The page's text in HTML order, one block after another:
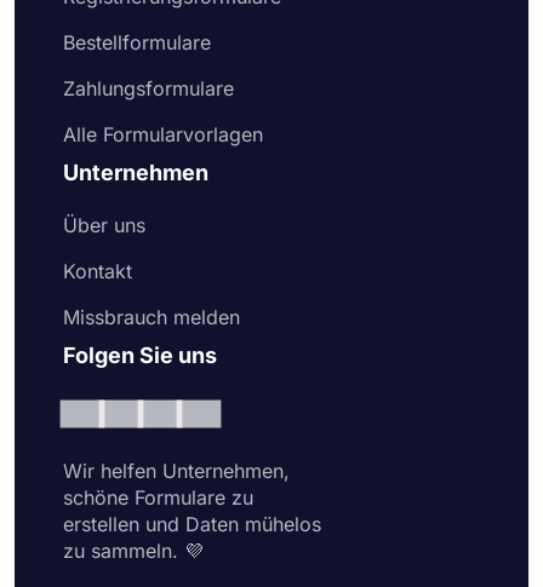
Bestellformulare
Zahlungsformulare
Alle Formularvorlagen
Unternehmen
Über uns
Kontakt
Missbrauch melden
Folgen Sie uns
Wir helfen Unternehmen,
schöne Formulare zu
erstellen und Daten mühelos
zu sammeln. 💜